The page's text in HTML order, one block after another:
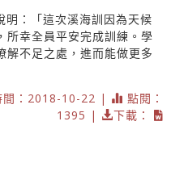
明：「這次溪海訓因為天候
所幸全員平安完成訓練。學
解不足之處，進而能做更多
間：2018-10-22 |
點閱：
1395 |
下載：